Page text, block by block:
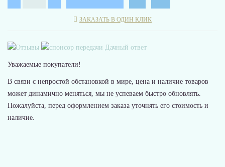
ЗАКАЗАТЬ В ОДИН КЛИК
Уважаемые покупатели!
В связи с непростой обстановкой в мире, цена и наличие товаров
может динамично меняться, мы не успеваем быстро обновлять.
Пожалуйста, перед оформлением заказа уточнять его стоимость и
наличие.